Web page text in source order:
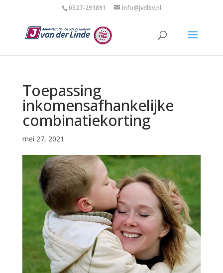
0527-291891 info@jvdlbv.nl
Toepassing
inkomensafhankelijke
combinatiekorting
mei 27, 2021